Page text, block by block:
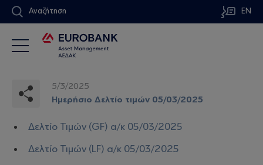
Αναζήτηση EN
5/3/2025
Ημερήσιο Δελτίο τιμών 05/03/2025
Δελτίο Τιμών (GF) α/κ 05/03/2025
Δελτίο Τιμών (LF) α/κ 05/03/2025